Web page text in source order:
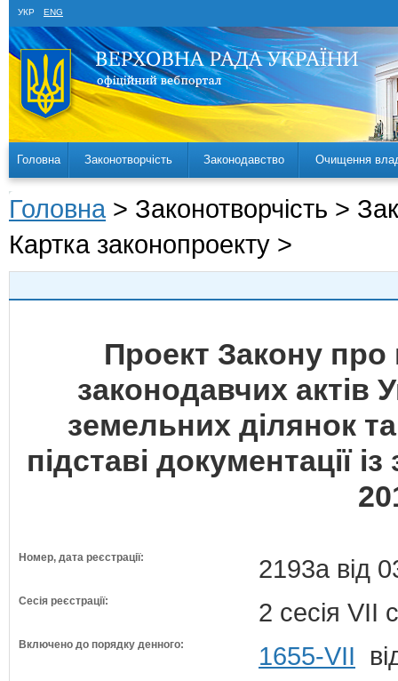
УКР ENG
Головна Законотворчість Законодавство Очищення
Головна > Законотворчість >
Картка законопроекту >
Проект Закону про
законодавчих
земельних ділянок
підставі документації
Номер, дата реєстрації: 2193а від
Сесія реєстрації: 2 сесія VII
Включено до порядку денного: 1655-VII